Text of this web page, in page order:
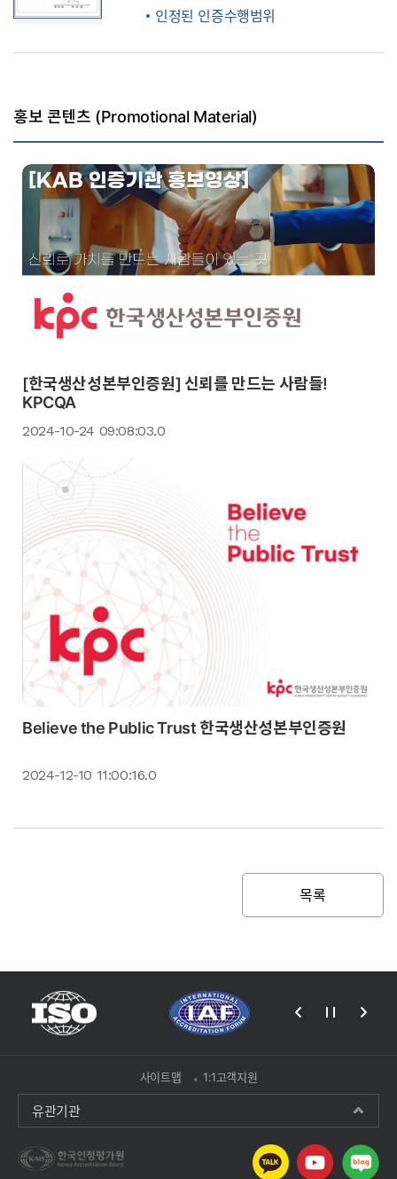
인정된 인증수행범위
홍보 콘텐츠 (Promotional Material)
[한국생산성본부인증원] 신뢰를 만드는 사람들!
KPCQA
2024-10-24 09:08:03.0
Believe the Public Trust 한국생산성본부인증원
2024-12-10 11:00:16.0
목록
사이트맵 1:1고객지원
유관기관